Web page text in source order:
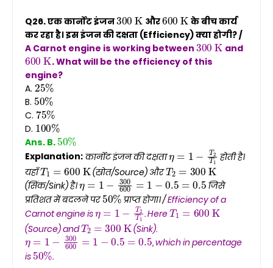
Q26. एक कार्नोट इंजन 300K और 600Kके बीच कार्य
कर रहा है। इस इंजन की दक्षता (Efficiency) क्या होगी? /
A Carnot engine is working between 300Kand
600K. What will be the efficiency of this
engine?
A. 25%
B. 50%
C. 75%
D. 100%
Ans. B.50%
Explanation: कार्नोट इंजन की दक्षता T
होती है।
यहाँT1 600K (स्रोत/Source) औरT2 300K
(सिंक/Sink) है।η=1−300600=1−0.5 =0.5
जिसे
प्रतिशत में बदलने पर50% प्राप्त होगा। /Efficiency of a
Carnot engine is η =1−T2T . HereT1=600K
(Source) andT2 =300K (Sink).
η=1−300600=1−0.5=0.5
, which in percentage
is 50%.